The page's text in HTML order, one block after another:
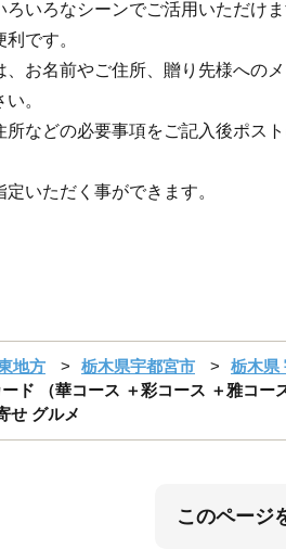
ろいろなシーンでご活用いただけ
です。
、お名前やご住所、贈り先様への
。
所などの必要事項をご記入後ポス
いただく事ができます。
地方 栃木県宇都宮市
栃木県
ド （華コース ＋彩コース ＋雅コ
せ グルメ
このページ